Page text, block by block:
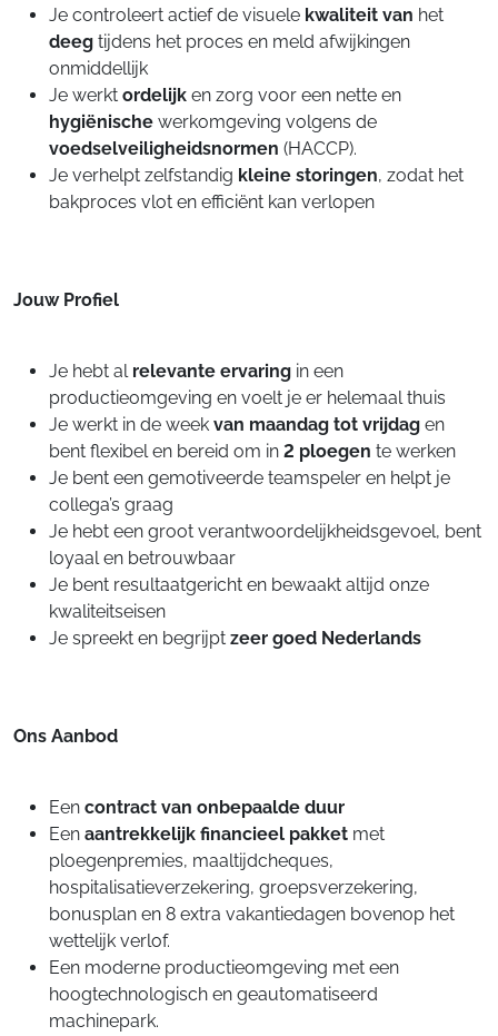
Je controleert actief de visuele kwaliteit van het
deeg tijdens het proces en meld afwijkingen
onmiddellijk
Je werkt ordelijk en zorg voor een nette en
hygiënische werkomgeving volgens de
voedselveiligheidsnormen (HACCP).
Je verhelpt zelfstandig kleine storingen, zodat het
bakproces vlot en efficiënt kan verlopen
Jouw Profiel
Je hebt al relevante ervaring in een
productieomgeving en voelt je er helemaal thuis
Je werkt in de week van maandag tot vrijdag en
bent flexibel en bereid om in 2 ploegen te werken
Je bent een gemotiveerde teamspeler en helpt je
collega’s graag
Je hebt een groot verantwoordelijkheidsgevoel, bent
loyaal en betrouwbaar
Je bent resultaatgericht en bewaakt altijd onze
kwaliteitseisen
Je spreekt en begrijpt zeer goed Nederlands
Ons Aanbod
Een contract van onbepaalde duur
Een aantrekkelijk financieel pakket met
ploegenpremies, maaltijdcheques,
hospitalisatieverzekering, groepsverzekering,
bonusplan en 8 extra vakantiedagen bovenop het
wettelijk verlof.
Een moderne productieomgeving met een
hoogtechnologisch en geautomatiseerd
machinepark.